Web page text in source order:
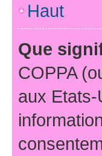
Haut
Que
COPPA
aux